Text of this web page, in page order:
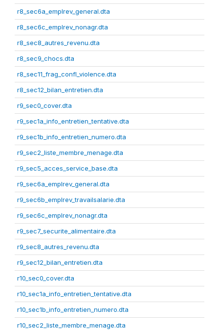
r8_sec6a_emplrev_general.dta
r8_sec6c_emplrev_nonagr.dta
r8_sec8_autres_revenu.dta
r8_sec9_chocs.dta
r8_sec11_frag_confl_violence.dta
r8_sec12_bilan_entretien.dta
r9_sec0_cover.dta
r9_sec1a_info_entretien_tentative.dta
r9_sec1b_info_entretien_numero.dta
r9_sec2_liste_membre_menage.dta
r9_sec5_acces_service_base.dta
r9_sec6a_emplrev_general.dta
r9_sec6b_emplrev_travailsalarie.dta
r9_sec6c_emplrev_nonagr.dta
r9_sec7_securite_alimentaire.dta
r9_sec8_autres_revenu.dta
r9_sec12_bilan_entretien.dta
r10_sec0_cover.dta
r10_sec1a_info_entretien_tentative.dta
r10_sec1b_info_entretien_numero.dta
r10_sec2_liste_membre_menage.dta